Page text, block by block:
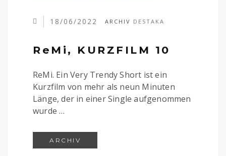
18/06/2022 ARCHIV DESTAKA
ReMi, KURZFILM 10
ReMi. Ein Very Trendy Short ist ein
Kurzfilm von mehr als neun Minuten
Länge, der in einer Single aufgenommen
wurde …
ARCHIV